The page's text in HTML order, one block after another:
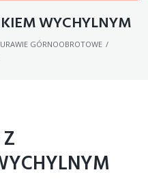
WYCHYLNYM
GÓRNOOBROTOWE /